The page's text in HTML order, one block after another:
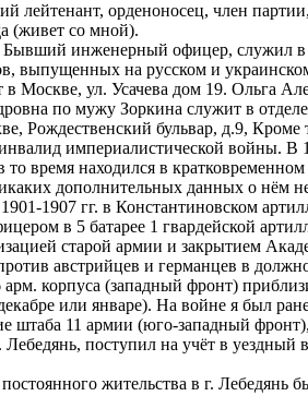
орденоносец, член
(живет со мной).
инженерный офицер, служил
выпущенных на русском и
ул. Усачева дом 19. Ольга
по мужу Зоркина служит в
Рождественский бульвар, д.9,
империалистической войны. В
находился в
дополнительных данных о нём
1907 гг. в Константиновском
в 5 батарее 1 гвардейской
старой армии и закрытием
австрийцев и германцев в
корпуса (западный фронт)
или январе). На войне я был
штаба 11 армии (юго-западный
поступил на учёт в
жительства в г.